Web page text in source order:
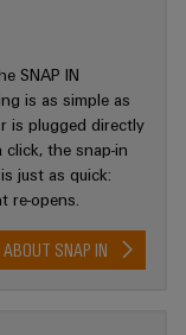
SNAP IN
is as simple as
is plugged directly
the snap-in
just as quick:
re-opens.
ABOUT SNAP IN